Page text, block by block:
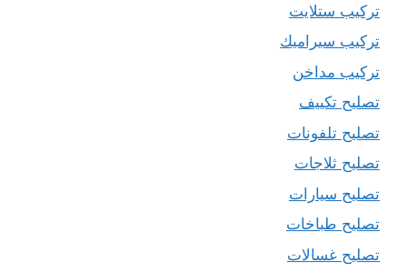
تركيب ستلايت
تركيب سيراميك
تركيب مداخن
تصليح تكييف
تصليح تلفونات
تصليح ثلاجات
تصليح سيارات
تصليح طباخات
تصليح غسالات